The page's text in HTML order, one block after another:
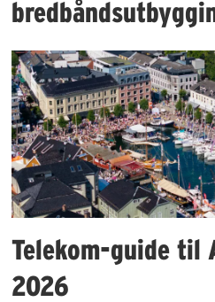
Telekom-guide til
2026